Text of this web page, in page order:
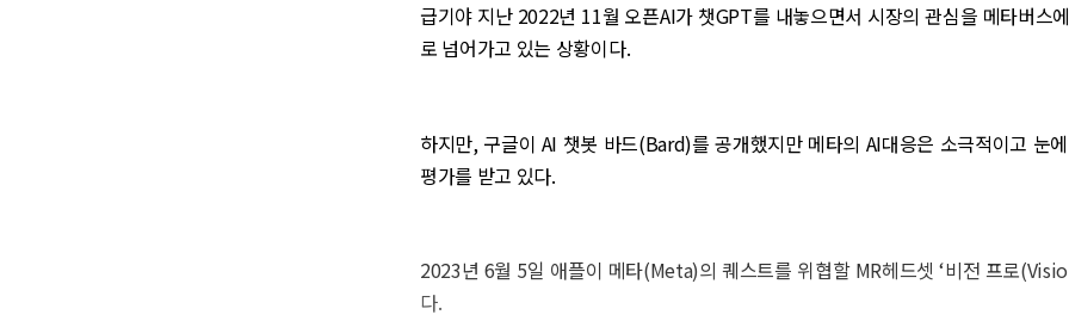
급기야 지난 2022년 11월 오픈AI가 챗GPT를 내놓으면서 시장의 관심을 메타버스
로 넘어가고 있는 상황이다.
하지만, 구글이 AI 챗봇 바드(Bard)를 공개했지만 메타의 AI대응은 소극적이고 눈
평가를 받고 있다.
2023년 6월 5일 애플이 메타(Meta)의 퀘스트를 위협할 MR헤드셋 ‘비전 프로
다.